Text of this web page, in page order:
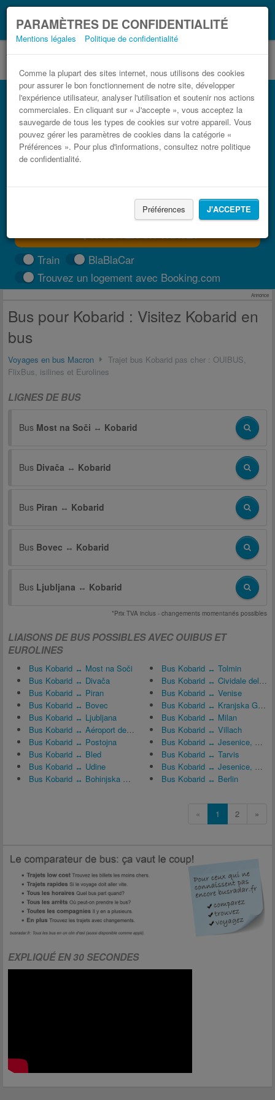
PARAMÈTRES DE CONFIDENTIALITÉ
Mentions légales Politique de confidentialité
Comme la plupart des sites internet, nous utilisons des cookies
pour assurer le bon fonctionnement de notre site, développer
l'expérience utilisateur, analyser l'utilisation et soutenir nos actions
commerciales. En cliquant sur « J'accepte », vous acceptez la
sauvegarde de tous les types de cookies sur votre appareil. Vous
pouvez gérer les paramètres de cookies dans la catégorie «
Préférences ». Pour plus d'informations, consultez notre politique
de confidentialité.
Préférences J'ACCEPTE
Coronavirus (COVID-19):Ce que vous devez
savoir, lorsque vous voyagez
Bus Kobarid pas cher
Trouvez votre billet de bus moins cher
TROUVER UN TRAJET
Train
BlaBlaCar
Trouvez un logement avec Booking.com
Annonce
Bus pour Kobarid : Visitez Kobarid en
bus
Voyages en bus Macron
Trajet bus Kobarid pas cher : OUIBUS,
FlixBus, isilines et Eurolines
LIGNES DE BUS
Bus Most na Soči ↔ Kobarid
Bus Divača ↔ Kobarid
Bus Piran ↔ Kobarid
Bus Bovec ↔ Kobarid
Bus Ljubljana ↔ Kobarid
*Prix TVA inclus - changements momentanés possibles
LIAISONS DE BUS POSSIBLES AVEC OUIBUS ET
EUROLINES
Bus Kobarid ↔ Most na Soči
Bus Kobarid ↔ Divača
Bus Kobarid ↔ Piran
Bus Kobarid ↔ Bovec
Bus Kobarid ↔ Ljubljana
Bus Kobarid ↔ Aéroport de Venise - Marco Polo (VCE)
Bus Kobarid ↔ Postojna
Bus Kobarid ↔ Bled
Bus Kobarid ↔ Udine
Bus Kobarid ↔ Bohinjska Bistrica
Bus Kobarid ↔ Tolmin
Bus Kobarid ↔ Cividale del Friuli
Bus Kobarid ↔ Venise
Bus Kobarid ↔ Kranjska Gora
Bus Kobarid ↔ Milan
Bus Kobarid ↔ Villach
Bus Kobarid ↔ Jesenice, République tchèque
Bus Kobarid ↔ Tarvis
Bus Kobarid ↔ Jesenice, Slovénie
Bus Kobarid ↔ Berlin
« 1 2 »
EXPLIQUÉ EN 30 SECONDES